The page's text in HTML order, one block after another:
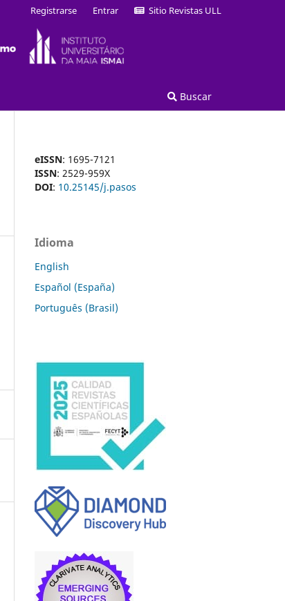
Buscar
Registrarse Entrar Sitio Revistas ULL
eISSN: 1695-7121
ISSN: 2529-959X
DOI: 10.25145/j.pasos
Idioma
English
Español (España)
Português (Brasil)